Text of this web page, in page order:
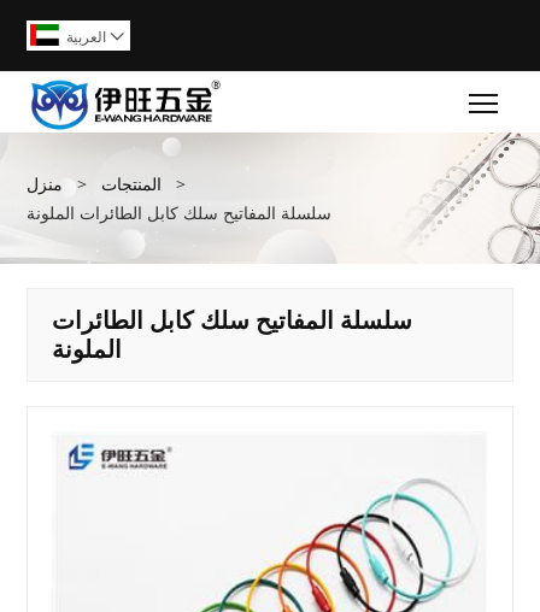
العربية 
منزل > المنتجات
>
سلسلة المفاتيح سلك كابل الطائرات الملونة
سلسلة المفاتيح سلك كابل الطائرات
الملونة